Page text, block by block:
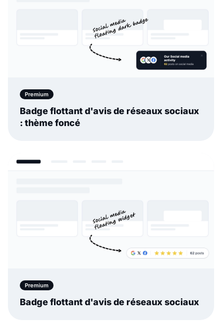
Premium
Badge flottant d'avis de réseaux sociaux
: thème foncé
Premium
Badge flottant d'avis de réseaux sociaux